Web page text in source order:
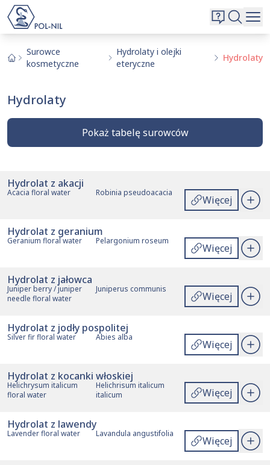
O nas
Kontakt
EN| PL
Surowce
kosmetyczne
Hydrolaty i olejki
eteryczne
Hydrolaty
Hydrolaty
Pokaż tabelę surowców
Nazwa handlowa
Hydrolat z akacji
Acacia floral water Robinia pseudoacacia
Więcej
Hydrolat z geranium
Geranium floral water Pelargonium roseum
Więcej
Hydrolat z jałowca
Juniper berry / juniper
needle floral water
Juniperus communis
Więcej
Hydrolat z jodły pospolitej
Silver fir floral water Abies alba
Więcej
Hydrolat z kocanki włoskiej
Helichrysum italicum
floral water
Helichrisum italicum
italicum
Więcej
Hydrolat z lawendy
Lavender floral water Lavandula angustifolia
Więcej
Wybrane surowce i substancje
Aktualnie niczego nie dodałeś do zapytania.
Przejdź doofertyi dodaj surowce, o których chcesz
dowiedzieć się więcej.
Wyszukiwarka
Szukaj